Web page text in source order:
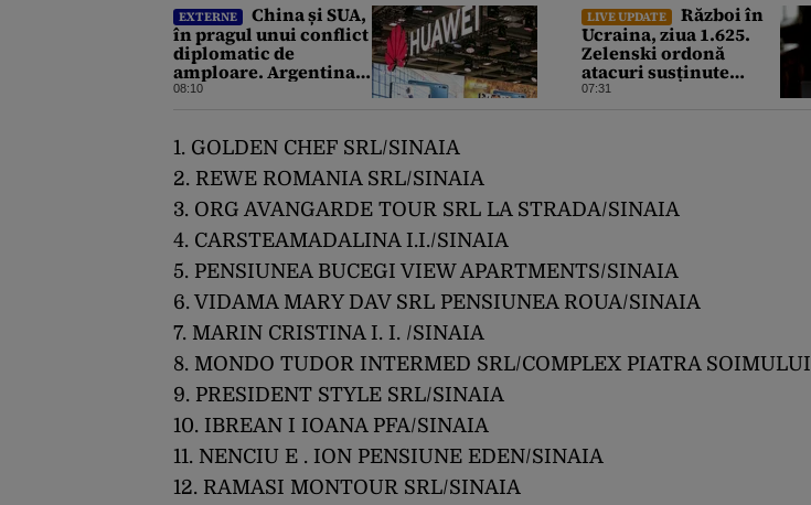
EXTERNE
China și SUA,
în pragul unui conflict
diplomatic de
amploare. Argentina a
căzut la mijloc în
08:10
LIVE UPDATE
Război în
Ucraina, ziua 1.625.
Zelenski ordonă
atacuri susținute
împotriva industriei
07:31
1. GOLDEN CHEF SRL/SINAIA
2. REWE ROMANIA SRL/SINAIA
3. ORG AVANGARDE TOUR SRL LA STRADA/SINAIA
4. CARSTEAMADALINA I.I./SINAIA
5. PENSIUNEA BUCEGI VIEW APARTMENTS/SINAIA
6. VIDAMA MARY DAV SRL PENSIUNEA ROUA/SINAIA
7. MARIN CRISTINA I. I. /SINAIA
8. MONDO TUDOR INTERMED SRL/COMPLEX PIATRA SOIMULUI
9. PRESIDENT STYLE SRL/SINAIA
10. IBREAN I IOANA PFA/SINAIA
11. NENCIU E . ION PENSIUNE EDEN/SINAIA
12. RAMASI MONTOUR SRL/SINAIA